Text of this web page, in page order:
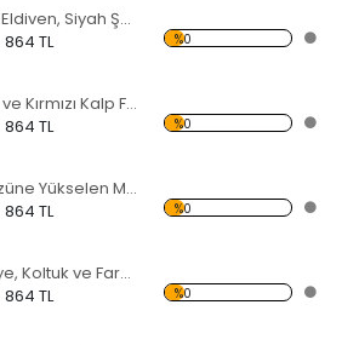
Kırmızı Eldiven, Siyah Şapkalı Kadın Forex Tablo
864 TL %0
Kadeh ve Kırmızı Kalp Forex Tablo
864 TL %0
Gökyüzüne Yükselen Merdiven ve Kapı Forex Tablo
864 TL %0
Şemsiye, Koltuk ve Fareler Forex Tablo
864 TL %0